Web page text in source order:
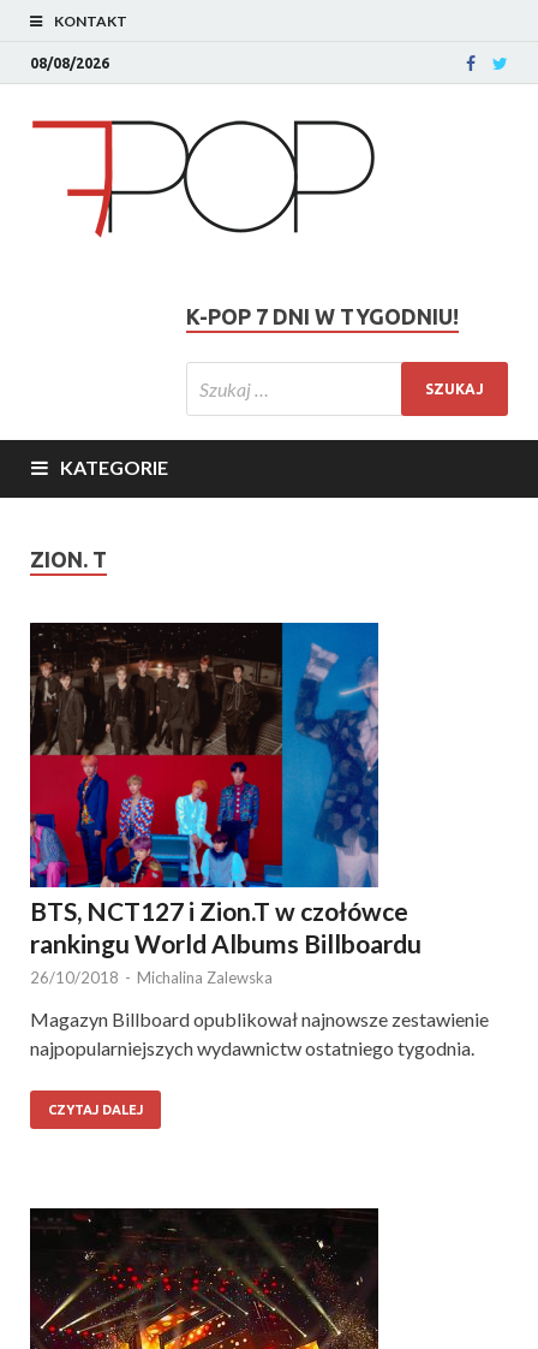
KONTAKT
08/08/2026
K-POP 7 DNI W TYGODNIU!
KATEGORIE
ZION. T
BTS, NCT127 i Zion.T w czołówce
rankingu World Albums Billboardu
26/10/2018 - Michalina Zalewska
Magazyn Billboard opublikował najnowsze zestawienie
najpopularniejszych wydawnictw ostatniego tygodnia.
CZYTAJ DALEJ